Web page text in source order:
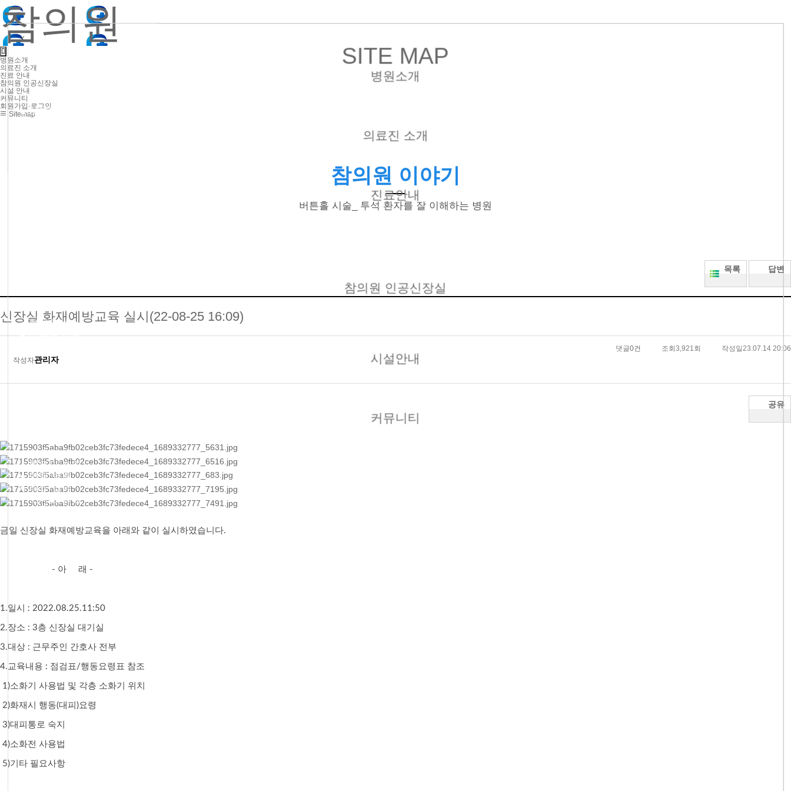
참의원
병원소개
의료진 소개
진료 안내
참의원 인공신장실
시설 안내
커뮤니티
회원가입·로그인
Sitemap
X
SITE MAP
병원소개
● 사단법인 누가 참의원
의료진 소개
진료안내
참의원 인공신장실
● 혈액투석
● 버튼홀 시술
시설안내
커뮤니티
● 참의원 이야기
● 환우의 소리
● 협력 병원
● 의료 협력
● 온라인 상담
● 자필후기
참의원 이야기
버튼홀 시술_ 투석 환자를 잘 이해하는 병원
목록 답변
신장실 화재예방교육 실시(22-08-25 16:09)
작성자관리자
댓글0건 조회 3,921회 작성일 23.07.14 20:06
공유
금일 신장실 화재예방교육을 아래와 같이 실시하였습니다.
- 아 래 -
1.일시 : 2022.08.25.11:50
2.장소 : 3층 신장실 대기실
3.대상 : 근무주인 간호사 전부
4.교육내용 : 점검표/행동요령표 참조
1)소화기 사용법 및 각층 소화기 위치
2)화재시 행동(대피)요령
3)대피통로 숙지
4)소화전 사용법
5)기타 필요사항